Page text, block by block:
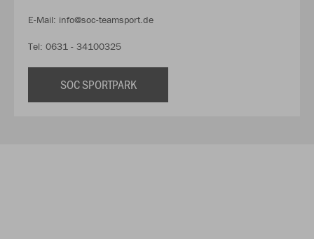
E-Mail: info@soc-teamsport.de
Tel: 0631 - 34100325
SOC SPORTPARK